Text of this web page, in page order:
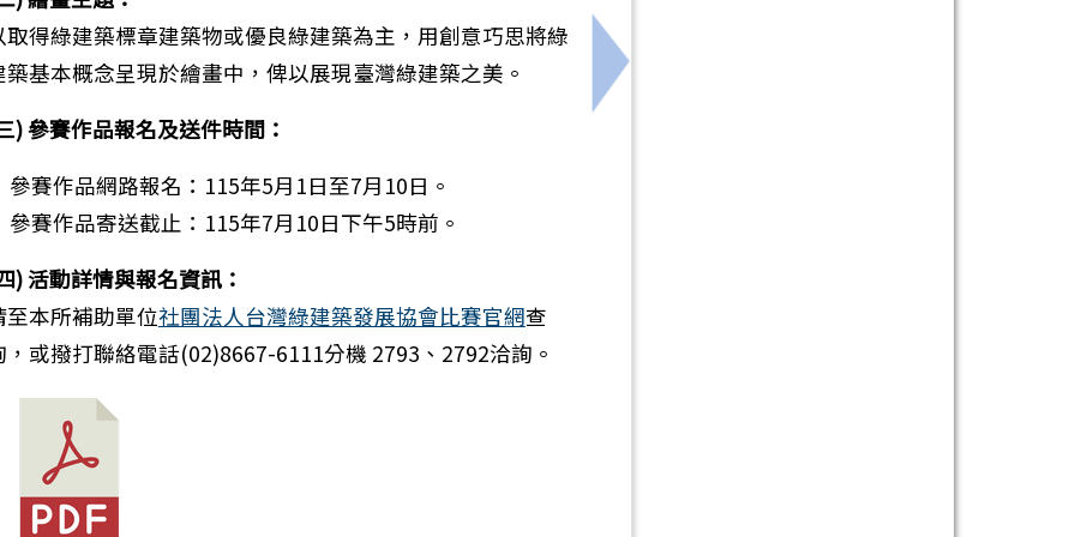
：校園防鼠措施宣導
取得綠建築標章建築物或優良綠建築為主，用創意巧思將綠
築基本概念呈現於繪畫中，俾以展現臺灣綠建築之美。
) 參賽作品報名及送件時間：
參賽作品網路報名：115年5月1日至7月10日。
參賽作品寄送截止：115年7月10日下午5時前。
) 活動詳情與報名資訊：
至本所補助單位社團法人台灣綠建築發展協會比賽官網查
，或撥打聯絡電話(02)8667-6111分機 2793、2792洽詢。
下一筆：【公告】臺南市北區開元國民小學監